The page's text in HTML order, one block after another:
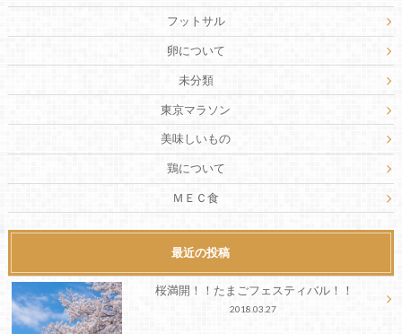
フットサル
卵について
未分類
東京マラソン
美味しいもの
鶏について
ＭＥＣ食
最近の投稿
桜満開！！たまごフェスティバル！！
2018.03.27